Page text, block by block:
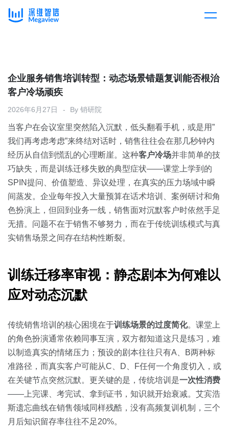
产品总览
产品集成
下载客户端
解决方案
按行业
消费医疗
教育
汽车
房地产
按角色
销售人员
销售管理
培训辅导
客户案例
开放平台
定价
资源中心
资源中心
白皮书
关于我们
预约演示
企业服务销售培训转型：动态场景错题复训能否根治
客户冷场顽疾
2026年6月27日 By 销研院
当客户在会议室里突然陷入沉默，低头翻看手机，或是用”
我们再考虑考虑”来终结对话时，销售往往会在那几秒钟内
经历从自信到慌乱的心理断崖。这种客户冷场并非简单的技
巧缺失，而是训练迁移失败的典型症状——课堂上学到的
SPIN提问、价值塑造、异议处理，在真实的压力场域中瞬
间蒸发。企业每年投入大量预算在话术培训、案例研讨和角
色扮演上，但回到业务一线，销售面对沉默客户时依然手足
无措。问题不在于销售不够努力，而在于传统训练模式与真
实销售场景之间存在结构性断裂。
训练迁移率审视：静态剧本为何难以
应对动态沉默
传统销售培训的核心困境在于训练场景的过度简化。课堂上
的角色扮演通常依赖同事互演，双方都知道这只是练习，难
以制造真实的情绪压力；预设的剧本往往只有A、B两种标
准路径，而真实客户可能从C、D、F任何一个角度切入，或
在关键节点突然沉默。更关键的是，传统培训是一次性消费
——上完课、考完试、拿到证书，知识就开始衰减。艾宾浩
斯遗忘曲线在销售领域同样残酷，没有高频复训机制，三个
月后知识留存率往往不足20%。